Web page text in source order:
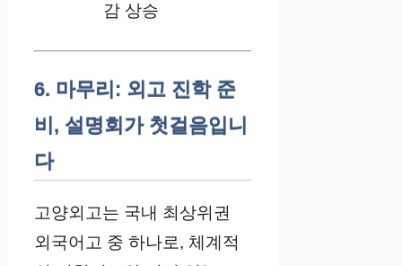
감 상승
6. 마무리: 외고 진학 준
비, 설명회가 첫걸음입니
다
고양외고는 국내 최상위권
외국어고 중 하나로, 체계적